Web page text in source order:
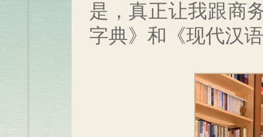
是，真正让我跟商
字典》和《现代汉